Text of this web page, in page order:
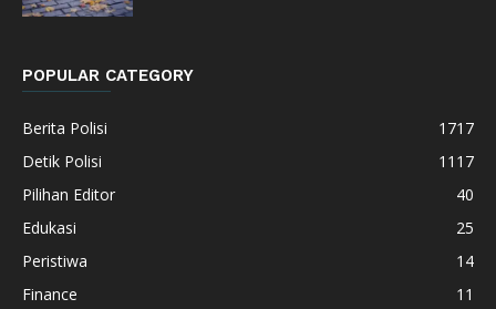
POPULAR CATEGORY
Berita Polisi
1717
Detik Polisi
1117
Pilihan Editor
40
Edukasi
25
Peristiwa
14
Finance
11